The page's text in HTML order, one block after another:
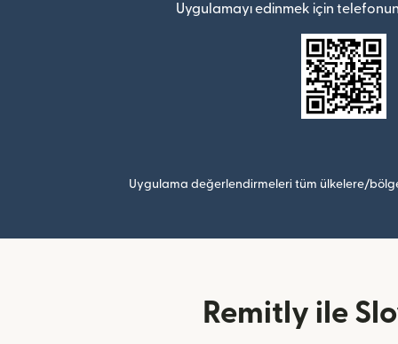
Uygulamayı edinmek için
Uygulama değerlendirmeleri tüm ülkelere/
Remitly ile